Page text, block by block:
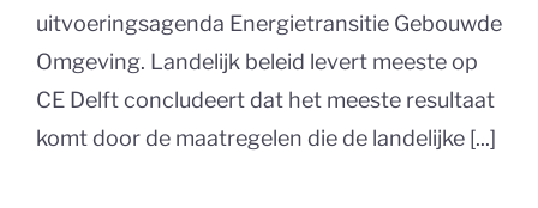
uitvoeringsagenda Energietransitie Gebouwde
Omgeving. Landelijk beleid levert meeste op
CE Delft concludeert dat het meeste resultaat
komt door de maatregelen die de landelijke [...]